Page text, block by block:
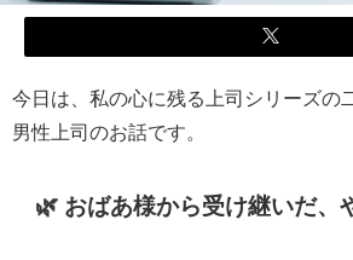
今日は、私の心に残る上司シリーズの
男性上司のお話です。
🌿 おばあ様から受け継いだ、